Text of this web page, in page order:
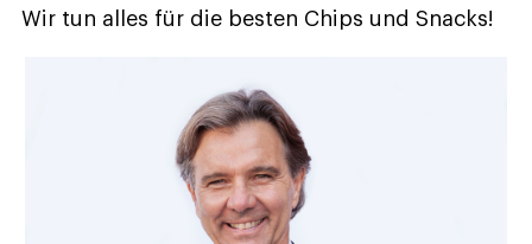
Wir tun alles für die besten Chips und Snacks!